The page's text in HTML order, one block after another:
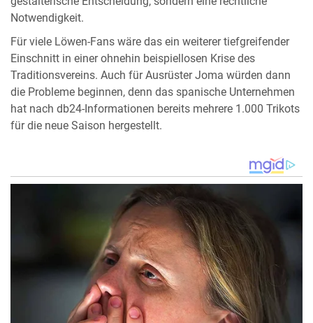
Notwendigkeit.
Für viele Löwen-Fans wäre das ein weiterer tiefgreifender
Einschnitt in einer ohnehin beispiellosen Krise des
Traditionsvereins. Auch für Ausrüster Joma würden dann
die Probleme beginnen, denn das spanische Unternehmen
hat nach db24-Informationen bereits mehrere 1.000 Trikots
für die neue Saison hergestellt.